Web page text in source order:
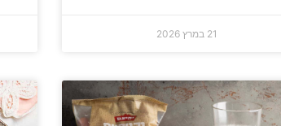
21 במרץ 2026